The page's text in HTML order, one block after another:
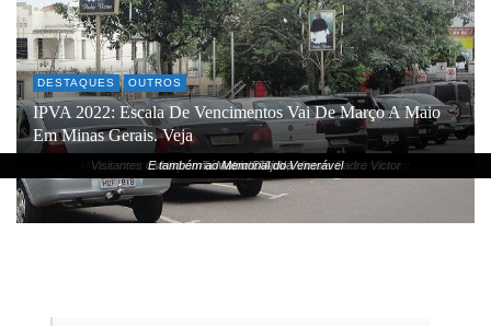
Ônibus, vans foram vistos em várias partes da Cidade
Muitos devotos caminharam em agradecimento a Padre Victor
5ª Romaria a Pé (Lavras)
Motociclistas de Boa Esperança
Visitantes começam a movimentar a Terra de Padre Victor
Visita ao Túmulo de Padre Victor…
na Matriz D’Ajuda
E também ao Memorial do Venerável
DESTAQUES OUTROS
IPVA 2022: Escala De Vencimentos Vai De Março A Maio
Em Minas Gerais. Veja